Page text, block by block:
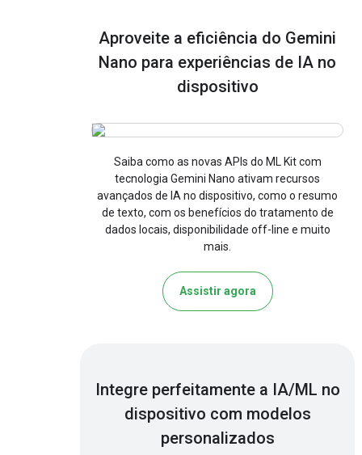
Aproveite a eficiência do Gemini
Nano para experiências de IA no
dispositivo
Saiba como as novas APIs do ML Kit com
tecnologia Gemini Nano ativam recursos
avançados de IA no dispositivo, como o resumo
de texto, com os benefícios do tratamento de
dados locais, disponibilidade off-line e muito
mais.
Assistir agora
Integre perfeitamente a IA/ML no
dispositivo com modelos
personalizados